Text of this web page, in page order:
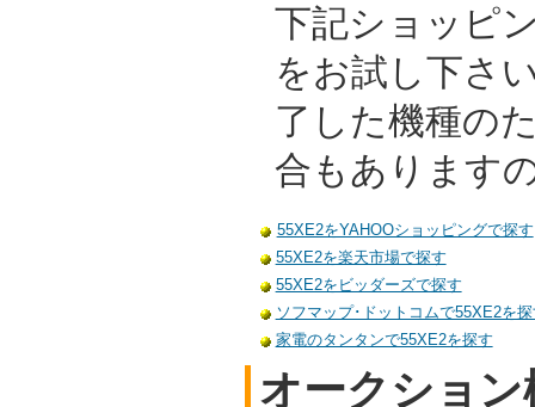
下記ショッピ
をお試し下さ
了した機種の
合もあります
55XE2をYAHOOショッピングで探す
55XE2を楽天市場で探す
55XE2をビッダーズで探す
ソフマップ･ドットコムで55XE2を
家電のタンタンで55XE2を探す
オークション